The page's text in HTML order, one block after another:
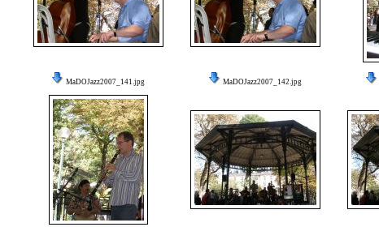
MaDOJazz2007_141.jpg MaDOJazz2007_142.jpg